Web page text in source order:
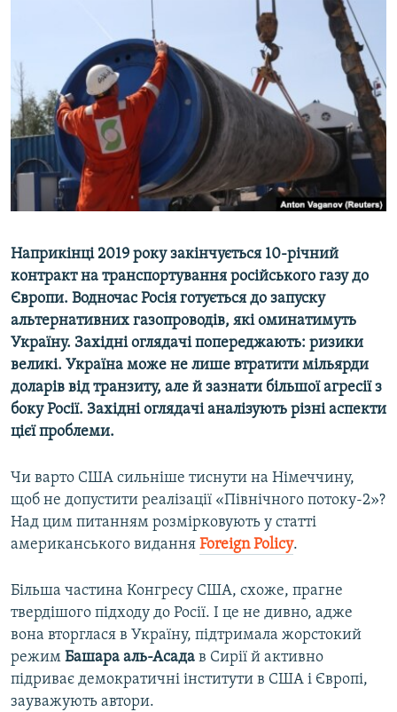
СПЕЦПРОЕКТИ
ДЕПОРТАЦІЯ
ВІДЕОУРОКИ «ELIFBE»
СВІДЧЕННЯ ОКУПАЦІЇ
УКРАЇНСЬКА ПРОБЛЕМА КРИМУ
ІНФОГРАФІКА
ЯК ОБІЙТИ БЛОКУВАННЯ
Русский
Qırımtatar
ДОЛУЧАЙСЯ!
Усі сайти RFE/RL
Наприкінці 2019 року закінчується 10-річний
контракт на транспортування російського газу до
Європи. Водночас Росія готується до запуску
альтернативних газопроводів, які оминатимуть
Україну. Західні оглядачі попереджають: ризики
великі. Україна може не лише втратити мільярди
доларів від транзиту, але й зазнати більшої агресії з
боку Росії. Західні оглядачі аналізують різні аспекти
цієї проблеми.
Чи варто США сильніше тиснути на Німеччину,
щоб не допустити реалізації «Північного потоку-2»?
Над цим питанням розмірковують у статті
американського видання Foreign Policy.
Більша частина Конгресу США, схоже, прагне
твердішого підходу до Росії. І це не дивно, адже
вона вторглася в Україну, підтримала жорстокий
режим Башара аль-Асада в Сирії й активно
підриває демократичні інститути в США і Європі,
зауважують автори.